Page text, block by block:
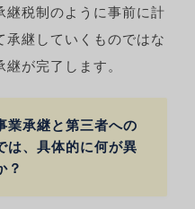
継税制のように事前に計
承継していくものではな
が完了します。
業承継と第三者への
は、具体的に何が異
？